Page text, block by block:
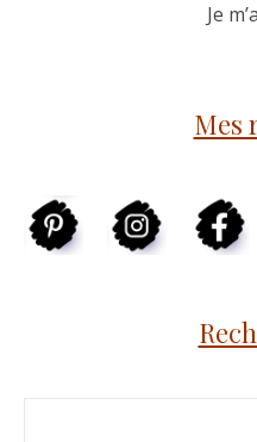
Mes